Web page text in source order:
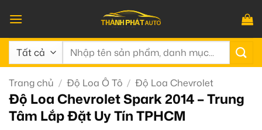
qua
nội
dung
Tìm
Trang chủ / Độ Loa Ô Tô / Độ Loa Chevrolet
Độ Loa Chevrolet Spark 2014 – Trung
Tâm Lắp Đặt Uy Tín TPHCM